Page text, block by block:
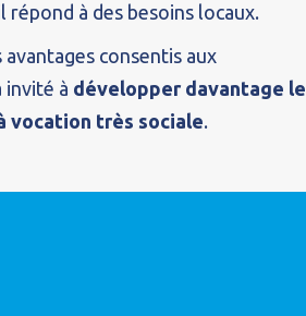
répond à des besoins locaux.
avantages consentis aux
invité à développer davantage le
vocation très sociale.